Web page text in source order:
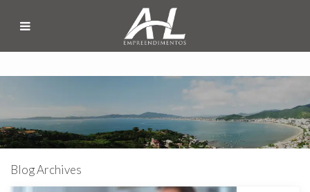
Blog Archives